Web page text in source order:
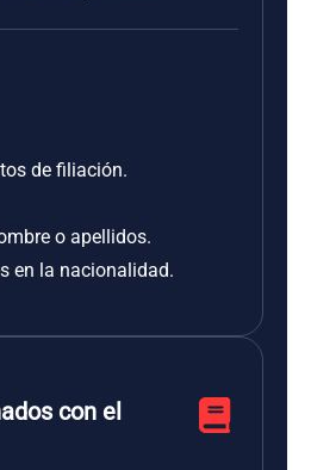
de filiación.
o apellidos.
en la nacionalidad.
con el